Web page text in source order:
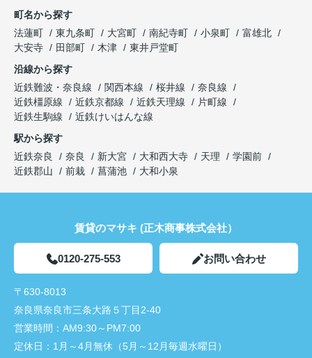
町名から探す
法蓮町
東九条町 大宮町 南紀寺町 小泉町
富雄北
大安寺
田部町 木津
東井戸堂町
沿線から探す
近鉄難波・奈良線
関西本線 桜井線
奈良線
近鉄橿原線
近鉄京都線 近鉄天理線
片町線
近鉄生駒線
近鉄けいはんな線
駅から探す
近鉄奈良
奈良 新大宮 大和西大寺 天理
学園前
近鉄郡山
前栽 菖蒲池 大和小泉
賃貸のマサキ (正木商事株式会社）
0120-275-553 お問い合わせ
〒630-8013
奈良県奈良市三条大路５丁目2-40
営業時間： AM9:30～PM7:00
定休日： 1月～4月無休（5月～12月毎週水曜日）